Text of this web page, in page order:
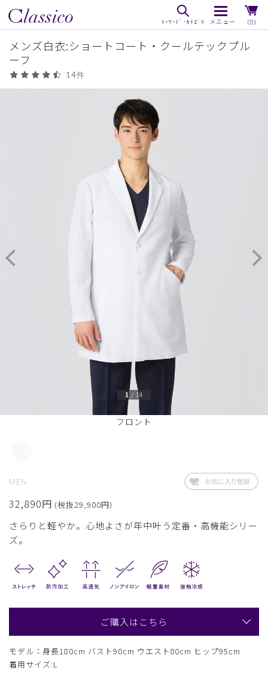
（0）
メンズ白衣:ショートコート・クールテックプル
ーフ
14件
フロント
1 / 14
MEN
32,890円 (税抜29,900円)
さらりと軽やか。心地よさが年中叶う定番・高機能シリー
ズ。
ご購入はこちら
モデル：身長180cm バスト90cm ウエスト80cm ヒップ95cm
着用サイズ:L